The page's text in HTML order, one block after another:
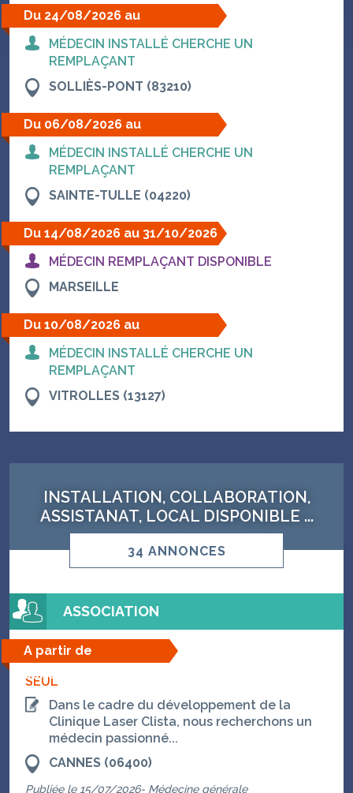
Du 24/08/2026 au
29/08/2026
MÉDECIN INSTALLÉ CHERCHE UN
REMPLAÇANT
SOLLIÈS-PONT (83210)
Du 06/08/2026 au
28/08/2026
MÉDECIN INSTALLÉ CHERCHE UN
REMPLAÇANT
SAINTE-TULLE (04220)
Du 14/08/2026 au 31/10/2026
MÉDECIN REMPLAÇANT DISPONIBLE
MARSEILLE
Du 10/08/2026 au
28/08/2026
MÉDECIN INSTALLÉ CHERCHE UN
REMPLAÇANT
VITROLLES (13127)
INSTALLATION, COLLABORATION,
ASSISTANAT, LOCAL DISPONIBLE ...
34 ANNONCES
ASSOCIATION
A partir de
06/08/2026
SEUL
Dans le cadre du développement de la
Clinique Laser Clista, nous recherchons un
médecin passionné...
CANNES (06400)
Publiée le 15/07/2026- Médecine générale